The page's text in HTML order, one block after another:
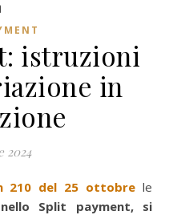
istruzioni
in
2024
210 del 25 ottobre le
nello Split payment, si